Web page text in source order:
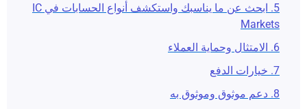
5. ابحث عن ما يناسبك واستكشف أنواع الحسابات في IC
Markets
6. الامتثال وحماية العملاء
7. خيارات الدفع
8. دعم موثوق وموثوق به